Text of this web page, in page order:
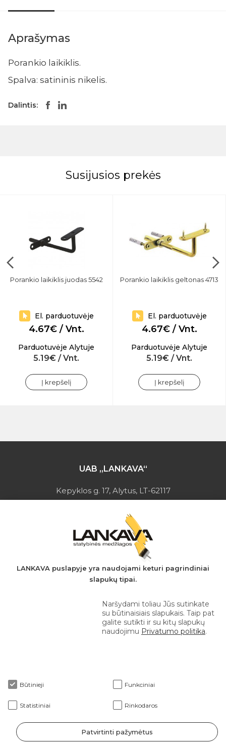
Aprašymas
Porankio laikiklis.
Spalva: satininis nikelis.
Dalintis:
Susijusios prekės
Porankio laikiklis juodas 5542
El. parduotuvėje
4.67€ / Vnt.
Parduotuvėje Alytuje
5.19€ / Vnt.
Į krepšelį
Porankio laikiklis geltonas 4713
El. parduotuvėje
4.67€ / Vnt.
Parduotuvėje Alytuje
5.19€ / Vnt.
Į krepšelį
UAB „LANKAVA“
Kepyklos g. 17, Alytus, LT-62117
Įmonės kodas: 149728275
PVM mokėtojo kodas: LT497282716
A.s.: LT037044060001923651
AB SEB bankas
+370 610 42 222
Apie mus
Klientams
2026 © Lankava visos teisės saugomos
LANKAVA puslapyje yra naudojami keturi pagrindiniai
slapukų tipai.
Naršydami toliau Jūs sutinkate
su būtinaisiais slapukais. Taip pat
galite sutikti ir su kitų slapukų
naudojimu Privatumo politika.
Būtinieji Funkciniai
Statistiniai Rinkodaros
Patvirtinti pažymėtus